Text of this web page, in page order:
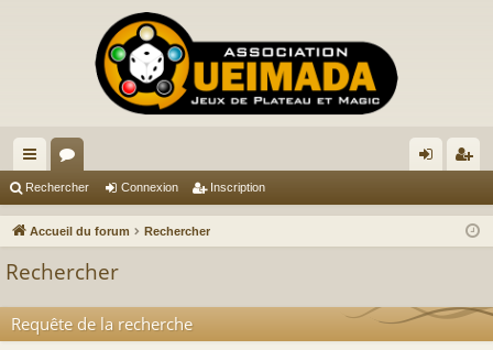
ac
co
s
or
u ne cri
Rechercher Connexion Inscription
Accueil du forum Rechercher
Rechercher
Requête de la recherche